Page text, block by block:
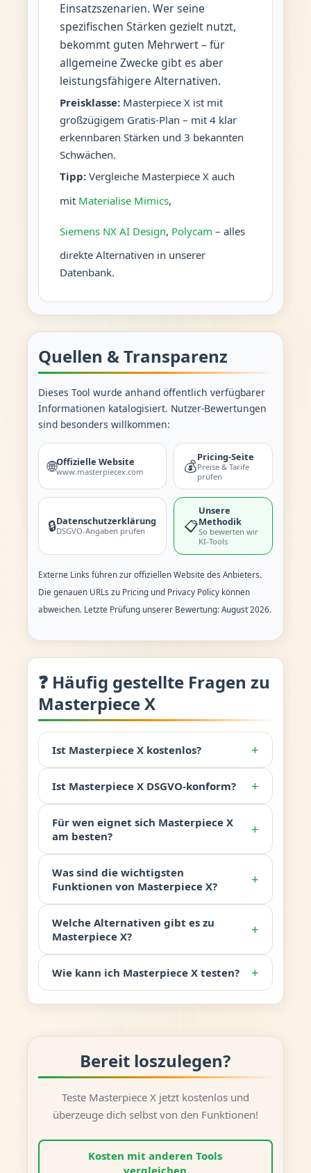
Einsatzszenarien. Wer seine
spezifischen Stärken gezielt nutzt,
bekommt guten Mehrwert – für
allgemeine Zwecke gibt es aber
leistungsfähigere Alternativen.
Preisklasse:Masterpiece X ist mit
großzügigem Gratis-Plan – mit 4 klar
erkennbaren Stärken und 3 bekannten
Schwächen.
Tipp:Vergleiche Masterpiece X auch
mit Materialise Mimics,
Siemens NX AI Design, Polycam – alles
direkte Alternativen in unserer
Datenbank.
Quellen & Transparenz
Dieses Tool wurde anhand öffentlich verfügbarer
Informationen katalogisiert. Nutzer-Bewertungen
sind besonders willkommen:
🌐Offizielle Website
www.masterpiecex.com 💰
Pricing-Seite
Preise & Tarife
prüfen
🔒Datenschutzerklärung
DSGVO-Angaben prüfen 📋
Unsere
Methodik
So bewerten wir
KI-Tools
Externe Links führen zur offiziellen Website des Anbieters.
Die genauen URLs zu Pricing und Privacy Policy können
abweichen. Letzte Prüfung unserer Bewertung: August 2026.
❓ Häufig gestellte Fragen zu
Masterpiece X
Ist Masterpiece X kostenlos? +
Ist Masterpiece X DSGVO-konform? +
Für wen eignet sich Masterpiece X
am besten?
+
Was sind die wichtigsten
Funktionen von Masterpiece X?
+
Welche Alternativen gibt es zu
Masterpiece X?
+
Wie kann ich Masterpiece X testen? +
Bereit loszulegen?
Teste Masterpiece X jetzt kostenlos und
überzeuge dich selbst von den Funktionen!
Kosten mit anderen Tools
vergleichen